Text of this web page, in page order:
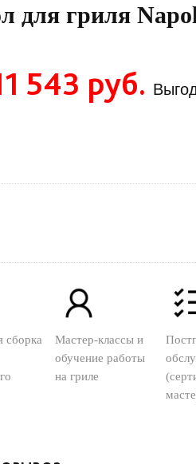
для гриля
543 руб.
сборка
Мастер-классы и
обучение работы
на гриле